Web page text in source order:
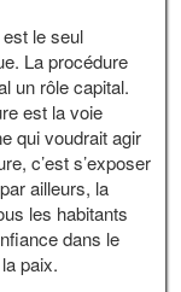
le seul
La procédure
un rôle capital.
est la voie
qui voudrait agir
c’est s’exposer
ailleurs, la
les habitants
dans le
paix.